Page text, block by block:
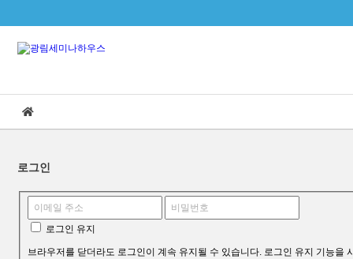
로그인
로그인 유지
브라우저를 닫더라도 로그인이 계속 유지될 수 있습니다. 로그인 유지 기능